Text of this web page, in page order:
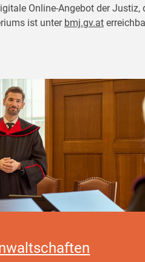
Online-Angebot der
ist unter bmj.gv.at